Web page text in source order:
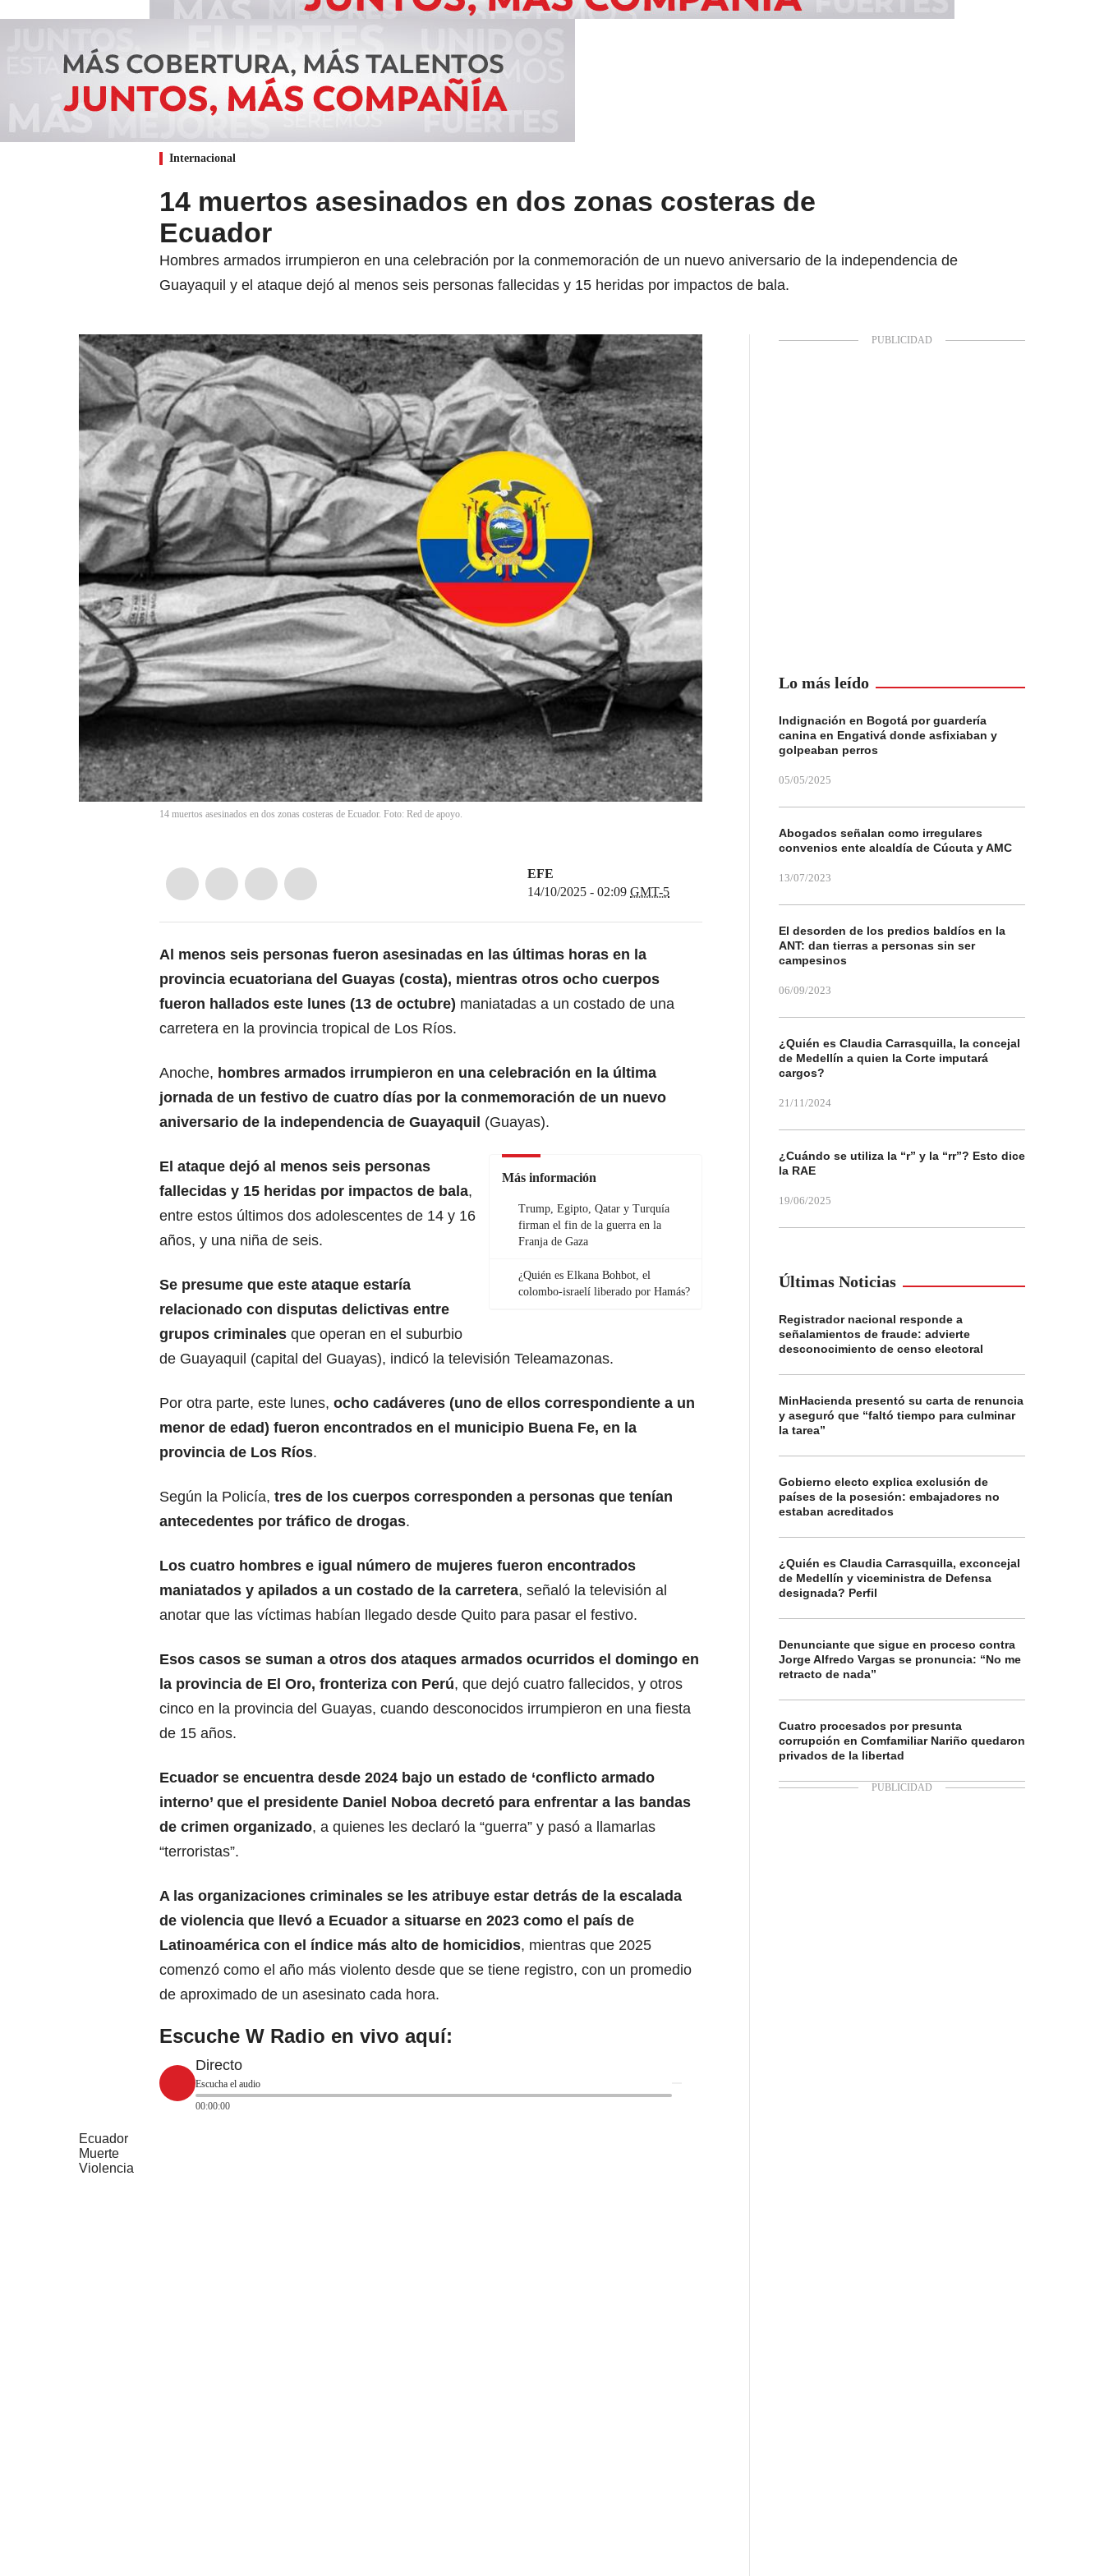
Internacional
14 muertos asesinados en dos zonas costeras de
Ecuador
Hombres armados irrumpieron en una celebración por la conmemoración de un nuevo aniversario de la independencia de
Guayaquil y el ataque dejó al menos seis personas fallecidas y 15 heridas por impactos de bala.
14 muertos asesinados en dos zonas costeras de Ecuador. Foto: Red de apoyo.
EFE
14/10/2025 - 02:09 GMT-5
Al menos seis personas fueron asesinadas en las últimas horas en la
provincia ecuatoriana del Guayas (costa), mientras otros ocho cuerpos
fueron hallados este lunes (13 de octubre) maniatadas a un costado de una
carretera en la provincia tropical de Los Ríos.
Anoche, hombres armados irrumpieron en una celebración en la última
jornada de un festivo de cuatro días por la conmemoración de un nuevo
aniversario de la independencia de Guayaquil (Guayas).
Más información
Trump, Egipto, Qatar y Turquía
firman el fin de la guerra en la
Franja de Gaza
¿Quién es Elkana Bohbot, el
colombo-israelí liberado por Hamás?
El ataque dejó al menos seis personas
fallecidas y 15 heridas por impactos de bala,
entre estos últimos dos adolescentes de 14 y 16
años, y una niña de seis.
Se presume que este ataque estaría
relacionado con disputas delictivas entre
grupos criminales que operan en el suburbio
de Guayaquil (capital del Guayas), indicó la televisión Teleamazonas.
Por otra parte, este lunes, ocho cadáveres (uno de ellos correspondiente a un
menor de edad) fueron encontrados en el municipio Buena Fe, en la
provincia de Los Ríos.
Según la Policía, tres de los cuerpos corresponden a personas que tenían
antecedentes por tráfico de drogas.
Los cuatro hombres e igual número de mujeres fueron encontrados
maniatados y apilados a un costado de la carretera, señaló la televisión al
anotar que las víctimas habían llegado desde Quito para pasar el festivo.
Esos casos se suman a otros dos ataques armados ocurridos el domingo en
la provincia de El Oro, fronteriza con Perú, que dejó cuatro fallecidos, y otros
cinco en la provincia del Guayas, cuando desconocidos irrumpieron en una fiesta
de 15 años.
Ecuador se encuentra desde 2024 bajo un estado de ‘conflicto armado
interno’ que el presidente Daniel Noboa decretó para enfrentar a las bandas
de crimen organizado, a quienes les declaró la “guerra” y pasó a llamarlas
“terroristas”.
A las organizaciones criminales se les atribuye estar detrás de la escalada
de violencia que llevó a Ecuador a situarse en 2023 como el país de
Latinoamérica con el índice más alto de homicidios, mientras que 2025
comenzó como el año más violento desde que se tiene registro, con un promedio
de aproximado de un asesinato cada hora.
Escuche W Radio en vivo aquí:
Directo
Escucha el audio
00:00:00
Ecuador
Muerte
Violencia
Lo más leído
Indignación en Bogotá por guardería
canina en Engativá donde asfixiaban y
golpeaban perros
05/05/2025
Abogados señalan como irregulares
convenios ente alcaldía de Cúcuta y AMC
13/07/2023
El desorden de los predios baldíos en la
ANT: dan tierras a personas sin ser
campesinos
06/09/2023
¿Quién es Claudia Carrasquilla, la concejal
de Medellín a quien la Corte imputará
cargos?
21/11/2024
¿Cuándo se utiliza la “r” y la “rr”? Esto dice
la RAE
19/06/2025
Últimas Noticias
Registrador nacional responde a
señalamientos de fraude: advierte
desconocimiento de censo electoral
MinHacienda presentó su carta de renuncia
y aseguró que “faltó tiempo para culminar
la tarea”
Gobierno electo explica exclusión de
países de la posesión: embajadores no
estaban acreditados
¿Quién es Claudia Carrasquilla, exconcejal
de Medellín y viceministra de Defensa
designada? Perfil
Denunciante que sigue en proceso contra
Jorge Alfredo Vargas se pronuncia: “No me
retracto de nada”
Cuatro procesados por presunta
corrupción en Comfamiliar Nariño quedaron
privados de la libertad